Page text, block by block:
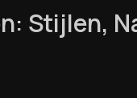
Stijlen,